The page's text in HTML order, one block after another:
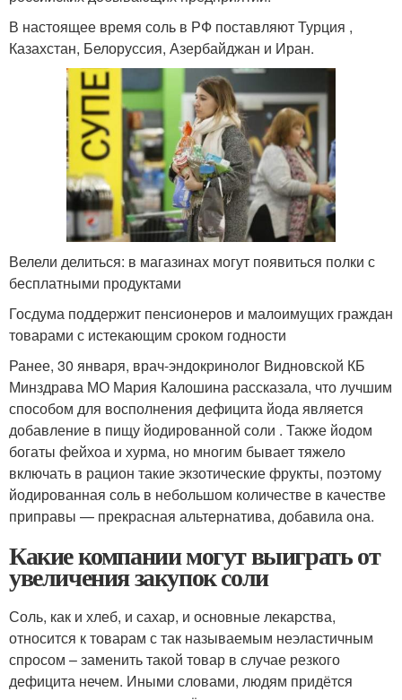
В настоящее время соль в РФ поставляют Турция ,
Казахстан, Белоруссия, Азербайджан и Иран.
Велели делиться: в магазинах могут появиться полки с
бесплатными продуктами
Госдума поддержит пенсионеров и малоимущих граждан
товарами с истекающим сроком годности
Ранее, 30 января, врач-эндокринолог Видновской КБ
Минздрава МО Мария Калошина рассказала, что лучшим
способом для восполнения дефицита йода является
добавление в пищу йодированной соли . Также йодом
богаты фейхоа и хурма, но многим бывает тяжело
включать в рацион такие экзотические фрукты, поэтому
йодированная соль в небольшом количестве в качестве
приправы — прекрасная альтернатива, добавила она.
Какие компании могут выиграть от
увеличения закупок соли
Соль, как и хлеб, и сахар, и основные лекарства,
относится к товарам с так называемым неэластичным
спросом – заменить такой товар в случае резкого
дефицита нечем. Иными словами, людям придётся